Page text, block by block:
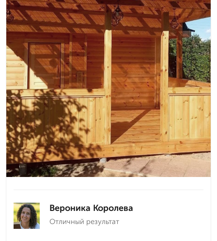
Вероника Королева
Отличный результат